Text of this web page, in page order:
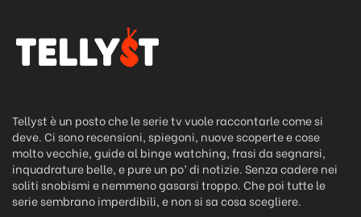
Tellyst è un posto che le serie tv vuole raccontarle come si
deve. Ci sono recensioni, spiegoni, nuove scoperte e cose
molto vecchie, guide al binge watching, frasi da segnarsi,
inquadrature belle, e pure un po’ di notizie. Senza cadere nei
soliti snobismi e nemmeno gasarsi troppo. Che poi tutte le
serie sembrano imperdibili, e non si sa cosa scegliere.